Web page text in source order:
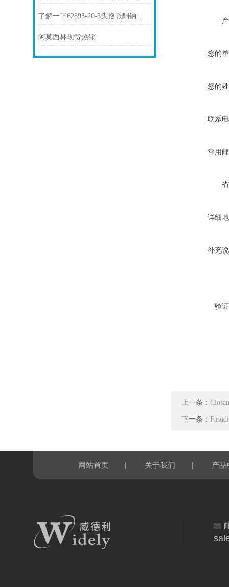
了解一下62893-20-3头孢哌酮钠的用途及药理作用吧
阿莫西林现货热销
您的
您的
联系
常用
详细
补充
验
上一条：
下一条：
网站首页 | 关于我们 | 产品